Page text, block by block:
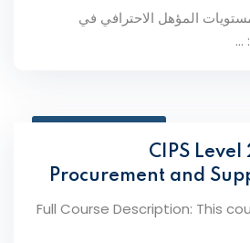
المؤهل الاحترافي في
CIPS
Procurement and
Full Course Description: This